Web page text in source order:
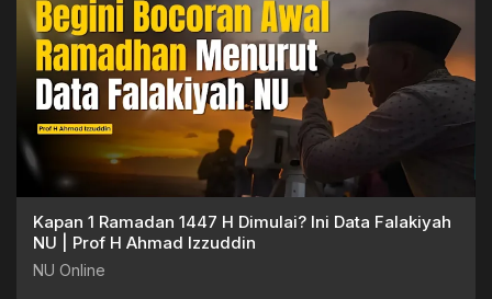
Kapan 1 Ramadan 1447 H Dimulai? Ini Data Falakiyah
NU | Prof H Ahmad Izzuddin
NU Online